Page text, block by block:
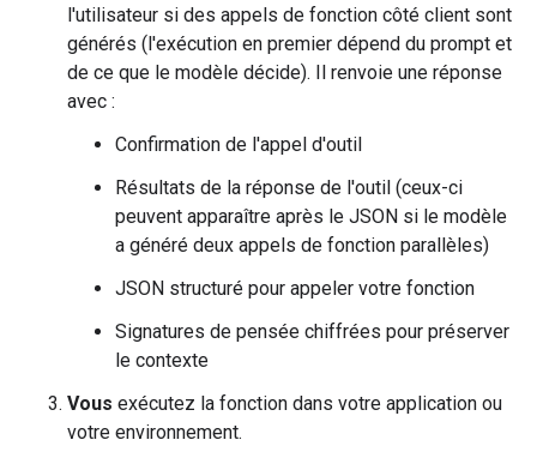
l'utilisateur si des appels de fonction côté client sont
générés (l'exécution en premier dépend du prompt et
de ce que le modèle décide). Il renvoie une réponse
avec :
Confirmation de l'appel d'outil
Résultats de la réponse de l'outil (ceux-ci
peuvent apparaître après le JSON si le modèle
a généré deux appels de fonction parallèles)
JSON structuré pour appeler votre fonction
Signatures de pensée chiffrées pour préserver
le contexte
Vous exécutez la fonction dans votre application ou
votre environnement.